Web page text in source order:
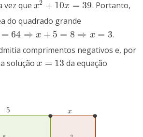
vez que x2 + 10x = 39
x2+10x=39
. Portanto,
do quadrado grande
= 64 ⇒ x + 5 = 8 ⇒ x = 3
x+ 5=8 ⇒x =3
.
comprimentos negativos e, por
solução x = 13
x= 13 da equação